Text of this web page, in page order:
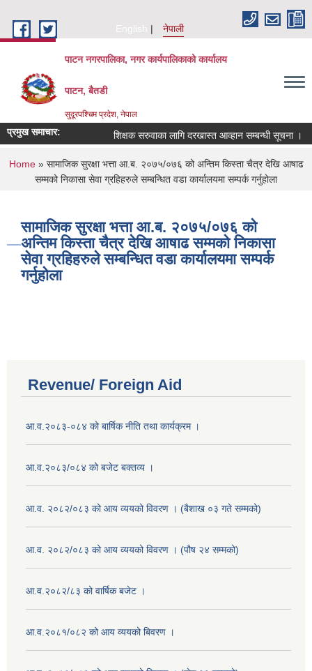
English
नेपाली
पाटन नगरपालिका, नगर कार्यपालिकाको कार्यालय
पाटन, बैतडी
सुदूरपश्चिम प्रदेश, नेपाल
प्रमुख समाचार: शिक्षक सरुवाका लागि दरखास्त आव्हान सम्बन्धी सूचना ।
You are here
Home» सामाजिक सुरक्षा भत्ता आ.ब. २०७५/०७६ को अन्तिम किस्ता चैत्र देखि आषाढ
सम्मको निकासा सेवा ग्रहिहरुले सम्बन्धित वडा कार्यालयमा सम्पर्क गर्नुहोला
सामाजिक सुरक्षा भत्ता आ.ब. २०७५/०७६ को
अन्तिम किस्ता चैत्र देखि आषाढ सम्मको निकासा
सेवा ग्रहिहरुले सम्बन्धित वडा कार्यालयमा सम्पर्क
गर्नुहोला
Revenue/ Foreign Aid
आ.व.२०८३-०८४ को बार्षिक नीति तथा कार्यक्रम ।
आ.व.२०८३/०८४ को बजेट बक्तव्य ।
आ.व. २०८२/०८३ को आय व्ययको विवरण । (बैशाख ०३ गते सम्मको)
आ.व. २०८२/०८३ को आय व्ययको विवरण । (पौष २४ सम्मको)
आ.व.२०८२/८३ को वार्षिक बजेट ।
आ.व.२०८१/०८२ को आय व्ययको बिवरण ।